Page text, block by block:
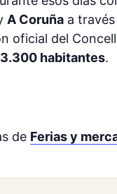
A Coruña a
oficial del
3.300 habitantes.
de Ferias y